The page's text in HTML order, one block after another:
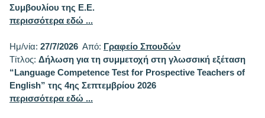
Συμβουλίου της Ε.Ε.
περισσότερα εδώ ...
Ημ/νία: 27/7/2026 Από: Γραφείο Σπουδών
Τίτλος: Δήλωση για τη συμμετοχή στη γλωσσική εξέταση
“Language Competence Test for Prospective Teachers of
English” της 4ης Σεπτεμβρίου 2026
περισσότερα εδώ ...